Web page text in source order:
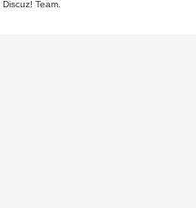
Discuz! Team